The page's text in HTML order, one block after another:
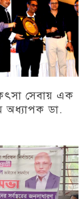
সেবায় এক
অধ্যাপক ডা.